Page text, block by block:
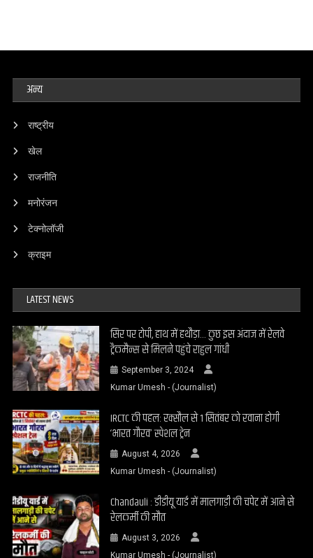
अन्य
राष्ट्रीय
खेल
राजनीति
मनोरंजन
टेक्नोलॉजी
क्राइम
LATEST NEWS
सिर पर टोपी, हाथ में हथौड़ा… कुछ इस अंदाज में रेलवे
ट्रैकमैन्स से मिलने पहुंचे राहुल गांधी
September 3, 2024
Kumar Umesh - (Journalist)
IRCTC की पहल: रक्सौल से 1 सितंबर को रवाना होगी
‘भारत गौरव’ स्पेशल ट्रेन
August 4, 2026
Kumar Umesh - (Journalist)
Chandauli : डीडीयू यार्ड में मालगाड़ी की चपेट में आने से
रेलकर्मी की मौत
August 3, 2026
Kumar Umesh - (Journalist)